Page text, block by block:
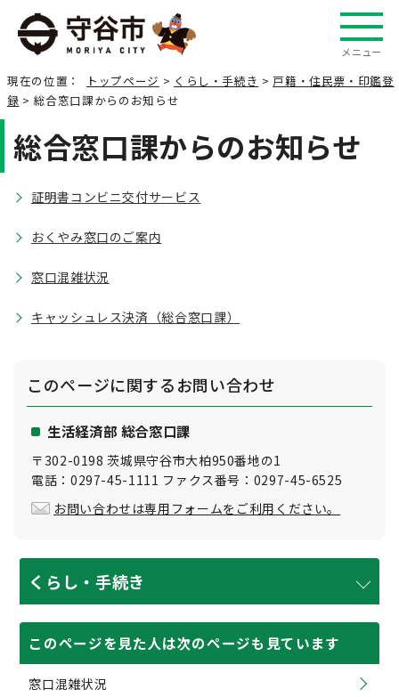
メニュー
現在の位置： トップページ > くらし・手続き > 戸籍・住民票・印鑑登
録 > 総合窓口課からのお知らせ
総合窓口課からのお知らせ
証明書コンビニ交付サービス
おくやみ窓口のご案内
窓口混雑状況
キャッシュレス決済（総合窓口課）
このページに関するお問い合わせ
生活経済部 総合窓口課
〒302-0198 茨城県守谷市大柏950番地の1
電話：0297-45-1111 ファクス番号：0297-45-6525
お問い合わせは専用フォームをご利用ください。
くらし・手続き
このページを見た人は次のページも見ています
窓口混雑状況